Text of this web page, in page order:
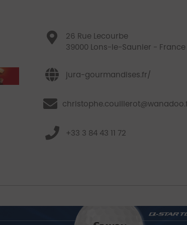
26 Rue Lecourbe
39000 Lons-le-Saunier - France
jura-gourmandises.fr/
+33 3 84 43 11 72